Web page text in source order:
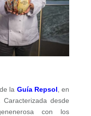
la Guía Repsol , en
desde
con los